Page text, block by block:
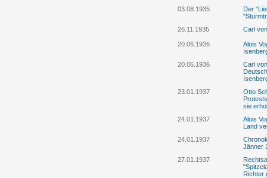
03.08.1935
Der
26.11.1935
Carl
20.06.1936
Alois
20.06.1936
Carl
23.01.1937
Otto
sie
24.01.1937
Alois
Land
24.01.1937
Jänner
27.01.1937
Richter